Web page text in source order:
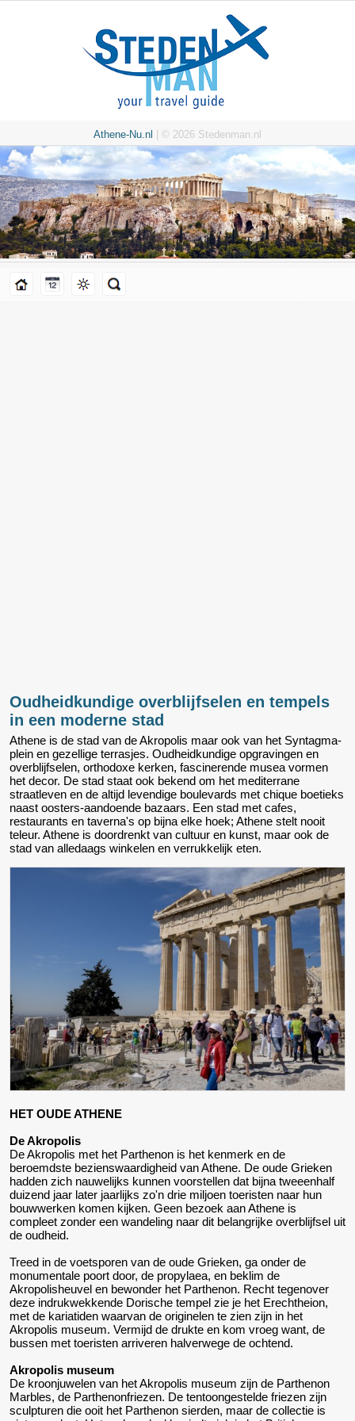
Athene-Nu.nl | © 2026 Stedenman.nl
Oudheidkundige overblijfselen en tempels
in een moderne stad
Athene is de stad van de Akropolis maar ook van het Syntagma-
plein en gezellige terrasjes. Oudheidkundige opgravingen en
overblijfselen, orthodoxe kerken, fascinerende musea vormen
het decor. De stad staat ook bekend om het mediterrane
straatleven en de altijd levendige boulevards met chique boetieks
naast oosters-aandoende bazaars. Een stad met cafes,
restaurants en taverna's op bijna elke hoek; Athene stelt nooit
teleur. Athene is doordrenkt van cultuur en kunst, maar ook de
stad van alledaags winkelen en verrukkelijk eten.
HET OUDE ATHENE
De Akropolis
De Akropolis met het Parthenon is het kenmerk en de
beroemdste bezienswaardigheid van Athene. De oude Grieken
hadden zich nauwelijks kunnen voorstellen dat bijna tweeenhalf
duizend jaar later jaarlijks zo'n drie miljoen toeristen naar hun
bouwwerken komen kijken. Geen bezoek aan Athene is
compleet zonder een wandeling naar dit belangrijke overblijfsel uit
de oudheid.
Treed in de voetsporen van de oude Grieken, ga onder de
monumentale poort door, de propylaea, en beklim de
Akropolisheuvel en bewonder het Parthenon. Recht tegenover
deze indrukwekkende Dorische tempel zie je het Erechtheion,
met de kariatiden waarvan de originelen te zien zijn in het
Akropolis museum. Vermijd de drukte en kom vroeg want, de
bussen met toeristen arriveren halverwege de ochtend.
Akropolis museum
De kroonjuwelen van het Akropolis museum zijn de Parthenon
Marbles, de Parthenonfriezen. De tentoongestelde friezen zijn
sculpturen die ooit het Parthenon sierden, maar de collectie is